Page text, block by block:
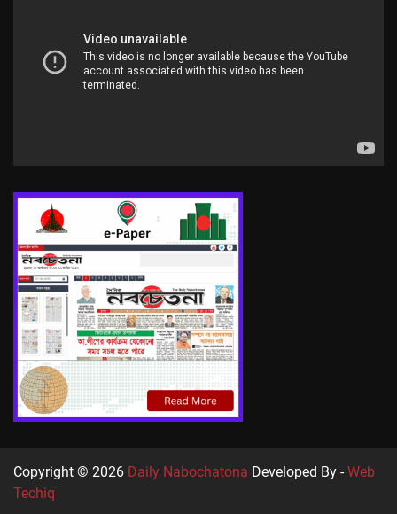
Copyright © 2026 Daily Nabochatona Developed By -Web
Techiq